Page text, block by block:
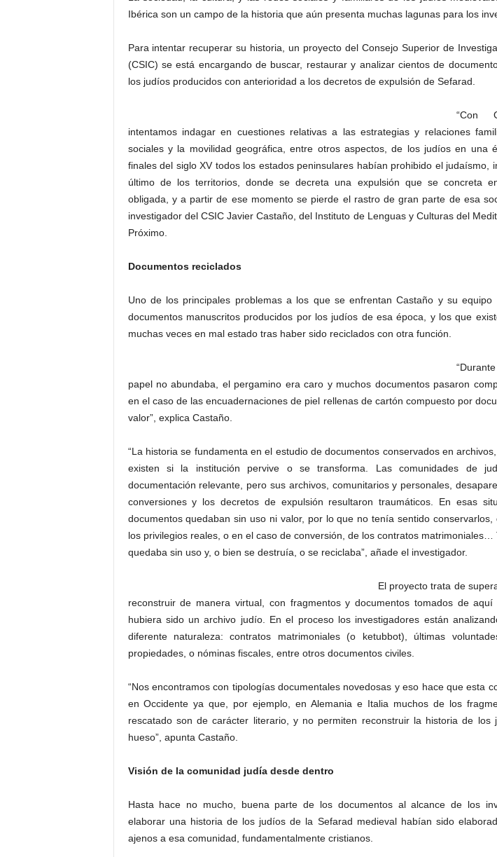
Ibérica son un campo de la historia que aún presenta muchas lagunas para los
Para intentar recuperar su historia, un proyecto del Consejo Superior de
(CSIC) se está encargando de buscar, restaurar y analizar cientos de
los judíos producidos con anterioridad a los decretos de expulsión de Sefarad.
“Con
intentamos indagar en cuestiones relativas a las estrategias y relaciones
sociales y la movilidad geográfica, entre otros aspectos, de los judíos en una
finales del siglo XV todos los estados peninsulares habían prohibido el judaísmo,
último de los territorios, donde se decreta una expulsión que se concreta
obligada, y a partir de ese momento se pierde el rastro de gran parte de esa
investigador del CSIC Javier Castaño, del Instituto de Lenguas y Culturas del
Próximo.
Documentos reciclados
Uno de los principales problemas a los que se enfrentan Castaño y su
documentos manuscritos producidos por los judíos de esa época, y los que
muchas veces en mal estado tras haber sido reciclados con otra función.
papel no abundaba, el pergamino era caro y muchos documentos pasaron
en el caso de las encuadernaciones de piel rellenas de cartón compuesto por
valor”, explica Castaño.
“La historia se fundamenta en el estudio de documentos conservados en
existen si la institución pervive o se transforma. Las comunidades de
documentación relevante, pero sus archivos, comunitarios y personales,
conversiones y los decretos de expulsión resultaron traumáticos. En esas
documentos quedaban sin uso ni valor, por lo que no tenía sentido conservarlos,
los privilegios reales, o en el caso de conversión, de los contratos matrimoniales…
quedaba sin uso y, o bien se destruía, o se reciclaba”, añade el investigador.
El proyecto trata de
reconstruir de manera virtual, con fragmentos y documentos tomados de
hubiera sido un archivo judío. En el proceso los investigadores están
diferente naturaleza: contratos matrimoniales (o ketubbot), últimas
propiedades, o nóminas fiscales, entre otros documentos civiles.
“Nos encontramos con tipologías documentales novedosas y eso hace que esta
en Occidente ya que, por ejemplo, en Alemania e Italia muchos de los
rescatado son de carácter literario, y no permiten reconstruir la historia de los
hueso”, apunta Castaño.
Visión de la comunidad judía desde dentro
Hasta hace no mucho, buena parte de los documentos al alcance de los
elaborar una historia de los judíos de la Sefarad medieval habían sido
ajenos a esa comunidad, fundamentalmente cristianos.